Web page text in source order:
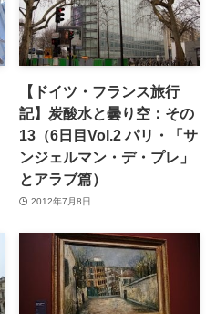
【ドイツ・フランス旅行
記】炭酸水と曇り空：その
13（6日目Vol.2 パリ・「サ
ンジェルマン・デ・プレ」
とアラブ篇）
2012年7月8日